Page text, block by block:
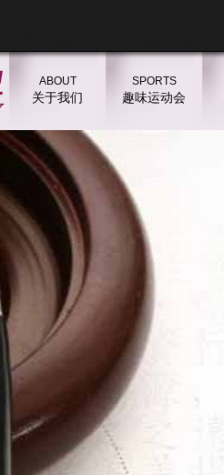
ABOUT
关于我们
SPORTS
趣味运动会